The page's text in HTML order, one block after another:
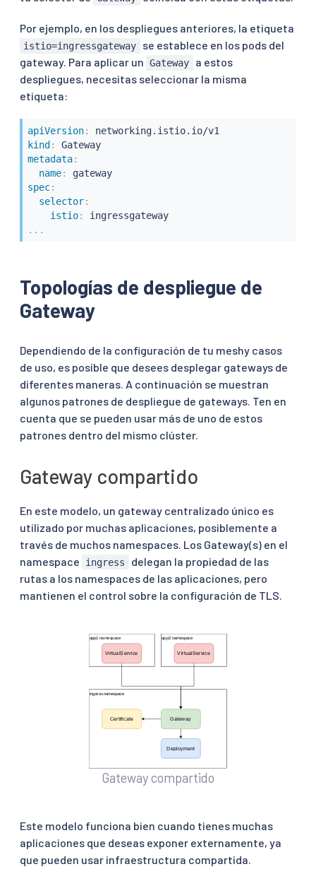
Por ejemplo, en los despliegues anteriores, la etiqueta
istio=ingressgateway
se establece en los pods del
gateway. Para aplicar un Gateway
a estos
despliegues, necesitas seleccionar la misma
etiqueta:
apiVersion:
kind :
Gateway
metadata:
name:
gateway
spec:
selector:
istio:
ingressgateway
...
Topologías de despliegue de
Gateway
Dependiendo de la configuración de tu meshy casos
de uso, es posible que desees desplegar gateways de
diferentes maneras. A continuación se muestran
algunos patrones de despliegue de gateways. Ten en
cuenta que se pueden usar más de uno de estos
patrones dentro del mismo clúster.
Gateway compartido
En este modelo, un gateway centralizado único es
utilizado por muchas aplicaciones, posiblemente a
través de muchos namespaces. Los Gateway(s) en el
namespace
ingress
delegan la propiedad de las
rutas a los namespaces de las aplicaciones, pero
mantienen el control sobre la configuración de TLS.
Gateway compartido
Este modelo funciona bien cuando tienes muchas
aplicaciones que deseas exponer externamente, ya
que pueden usar infraestructura compartida.